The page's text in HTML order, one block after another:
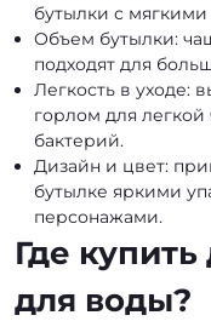
бутылки с
Объем бутылки:
подходят для
Легкость в уходе:
горлом для легкой
бактерий.
Дизайн и цвет:
бутылке яркими
персонажами.
Где
для воды?